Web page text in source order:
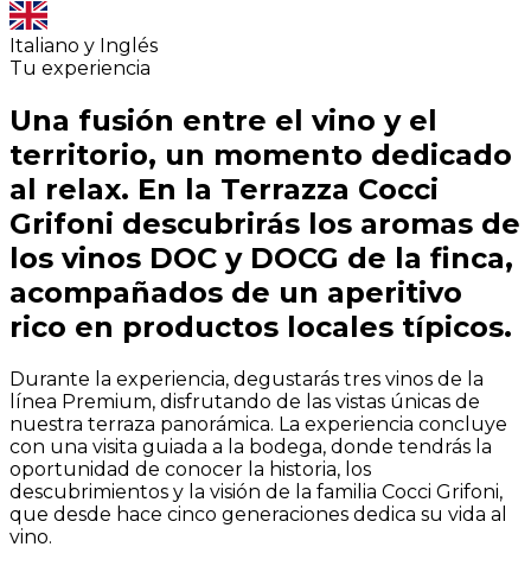
Italiano y Inglés
Tu experiencia
Una fusión entre el vino y el
territorio, un momento dedicado
al relax. En la Terrazza Cocci
Grifoni descubrirás los aromas de
los vinos DOC y DOCG de la finca,
acompañados de un aperitivo
rico en productos locales típicos.
Durante la experiencia, degustarás tres vinos de la
línea Premium, disfrutando de las vistas únicas de
nuestra terraza panorámica. La experiencia concluye
con una visita guiada a la bodega, donde tendrás la
oportunidad de conocer la historia, los
descubrimientos y la visión de la familia Cocci Grifoni,
que desde hace cinco generaciones dedica su vida al
vino.